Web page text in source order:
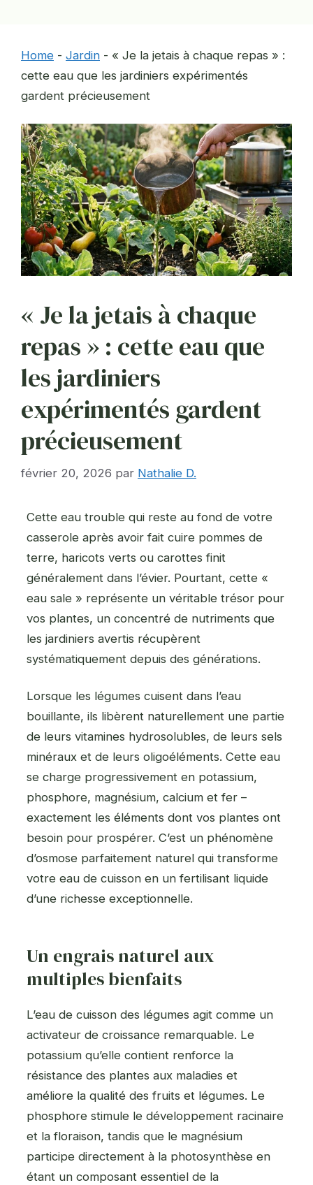
Home - Jardin - « Je la jetais à chaque repas » :
cette eau que les jardiniers expérimentés
gardent précieusement
« Je la jetais à chaque
repas » : cette eau que
les jardiniers
expérimentés gardent
précieusement
février 20, 2026 par Nathalie D.
Cette eau trouble qui reste au fond de votre
casserole après avoir fait cuire pommes de
terre, haricots verts ou carottes finit
généralement dans l’évier. Pourtant, cette «
eau sale » représente un véritable trésor pour
vos plantes, un concentré de nutriments que
les jardiniers avertis récupèrent
systématiquement depuis des générations.
Lorsque les légumes cuisent dans l’eau
bouillante, ils libèrent naturellement une partie
de leurs vitamines hydrosolubles, de leurs sels
minéraux et de leurs oligoéléments. Cette eau
se charge progressivement en potassium,
phosphore, magnésium, calcium et fer –
exactement les éléments dont vos plantes ont
besoin pour prospérer. C’est un phénomène
d’osmose parfaitement naturel qui transforme
votre eau de cuisson en un fertilisant liquide
d’une richesse exceptionnelle.
Un engrais naturel aux
multiples bienfaits
L’eau de cuisson des légumes agit comme un
activateur de croissance remarquable. Le
potassium qu’elle contient renforce la
résistance des plantes aux maladies et
améliore la qualité des fruits et légumes. Le
phosphore stimule le développement racinaire
et la floraison, tandis que le magnésium
participe directement à la photosynthèse en
étant un composant essentiel de la